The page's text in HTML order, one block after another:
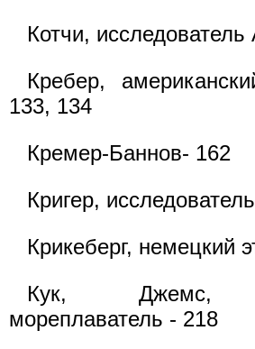
Котчи,
Кребер,
133, 134
Кремер-Баннов- 162
Кригер,
Крикеберг, немецкий
Кук, Джемс,
мореплаватель - 218